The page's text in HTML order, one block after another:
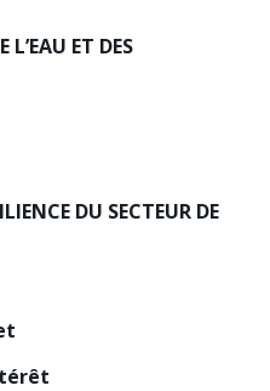
L’EAU ET DES
DU SECTEUR DE